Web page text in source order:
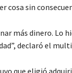
cosa sin
más dinero. Lo
declaró el
que eligió